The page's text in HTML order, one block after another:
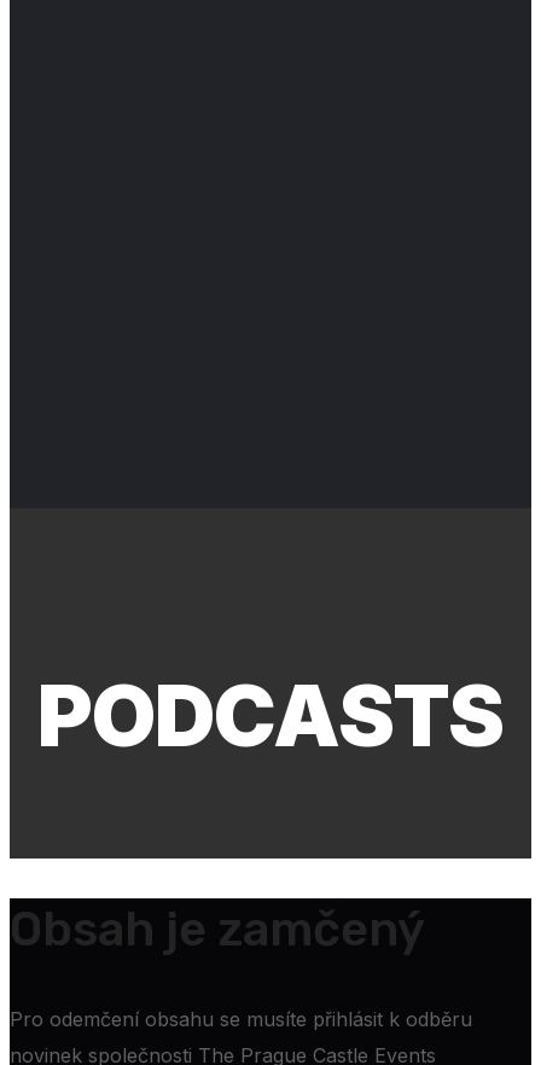
PODCASTS
Obsah je zamčený
Pro odemčení obsahu se musíte přihlásit k odběru
novinek společnosti The Prague Castle Events